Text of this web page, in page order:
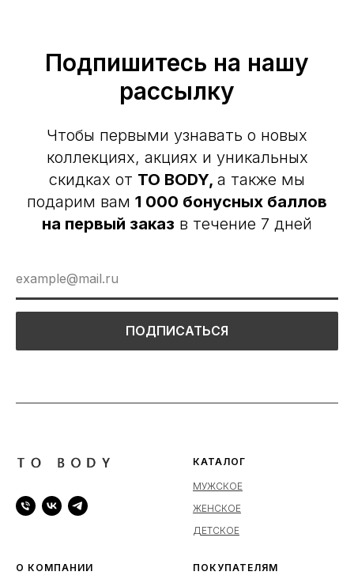
Подпишитесь на нашу
рассылку
Чтобы первыми узнавать о новых
коллекциях, акциях и уникальных
скидках от TO BODY, а также мы
подарим вам 1 000 бонусных баллов
на первый заказ в течение 7 дней
ПОДПИСАТЬСЯ
КАТАЛОГ
МУЖСКОЕ
ЖЕНСКОЕ
ДЕТСКОЕ
О КОМПАНИИ ПОКУПАТЕЛЯМ